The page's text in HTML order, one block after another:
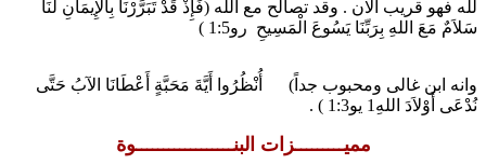
لله فهو قريب الان . وقد تصالح مع الله (فَإِذْ قَدْ تَبَرَّرْنَا بِالإِيمَانِ لَنَا
سَلاَمٌ مَعَ اللهِ بِرَبِّنَا يَسُوعَ الْمَسِيحِ رو1:5 )
وانه ابن غالى ومحبوب جداً) أُنْظُرُوا أَيَّةَ مَحَبَّةٍ أَعْطَانَا الآبُ حَتَّى
نُدْعَى أَوْلاَدَ اللهِ1 يو1:3 ) .
مميـــــــــزات البنــــــــــــــــــوة